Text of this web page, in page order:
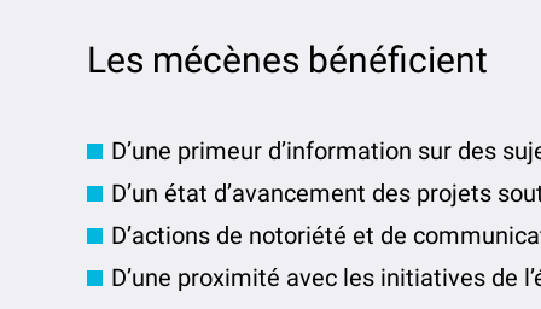
Les mécènes bénéficient
D’une primeur d’information sur des
D’un état d’avancement des projets
D’actions de notoriété et de
D’une proximité avec les initiatives de